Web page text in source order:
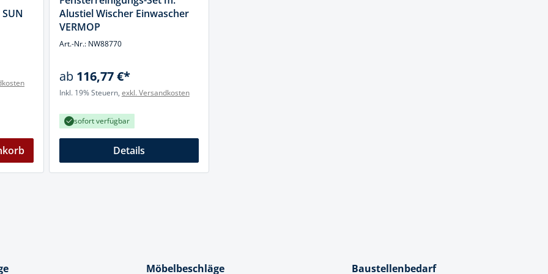
und Klemmsysteme
Ziehklingen
Alustiel Wischer Einwascher
VERMOP
Art.-Nr.: NW88770
ab 116,77 €*
Inkl. 19% Steuern, exkl. Versandkosten
sofort verfügbar
Details
Möbelbeschläge Baustellenbedarf